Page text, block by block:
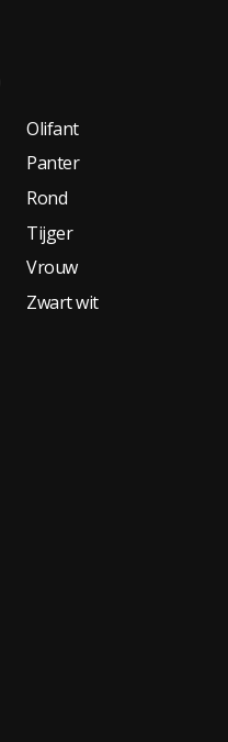
Olifant
Panter
Rond
Tijger
Vrouw
Zwart wit